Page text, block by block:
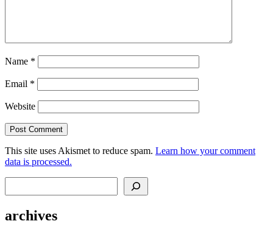
Name *
Email *
Website
This site uses Akismet to reduce spam. Learn how your comment
data is processed.
archives